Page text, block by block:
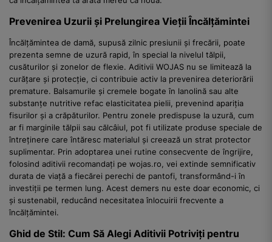
Prevenirea Uzurii și Prelungirea Vieții Încălțămintei
Încălțămintea de damă, supusă zilnic presiunii și frecării, poate
prezenta semne de uzură rapid, în special la nivelul tălpii,
cusăturilor și zonelor de flexie. Aditivii WOJAS nu se limitează la
curățare și protecție, ci contribuie activ la prevenirea deteriorării
premature. Balsamurile și cremele bogate în lanolină sau alte
substanțe nutritive refac elasticitatea pielii, prevenind apariția
fisurilor și a crăpăturilor. Pentru zonele predispuse la uzură, cum
ar fi marginile tălpii sau călcâiul, pot fi utilizate produse speciale de
întreținere care întăresc materialul și creează un strat protector
suplimentar. Prin adoptarea unei rutine consecvente de îngrijire,
folosind aditivii recomandați pe wojas.ro, vei extinde semnificativ
durata de viață a fiecărei perechi de pantofi, transformând-i în
investiții pe termen lung. Acest demers nu este doar economic, ci
și sustenabil, reducând necesitatea înlocuirii frecvente a
încălțămintei.
Ghid de Stil: Cum Să Alegi Aditivii Potriviți pentru